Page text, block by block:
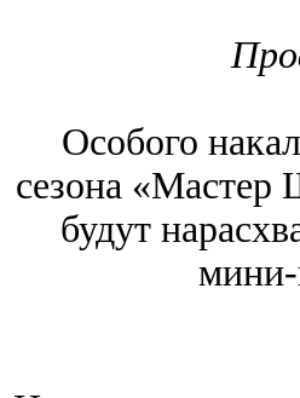
Особого
сезона «Мастер
будут
мини-